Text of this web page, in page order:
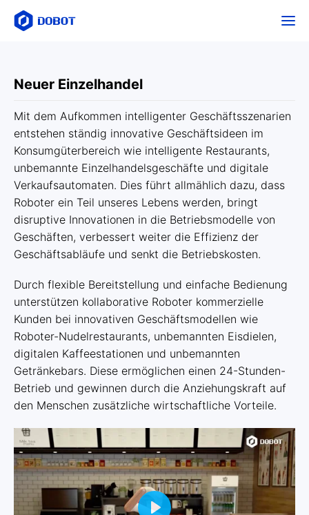
Neuer Einzelhandel
Mit dem Aufkommen intelligenter Geschäftsszenarien
entstehen ständig innovative Geschäftsideen im
Konsumgüterbereich wie intelligente Restaurants,
unbemannte Einzelhandelsgeschäfte und digitale
Verkaufsautomaten. Dies führt allmählich dazu, dass
Roboter ein Teil unseres Lebens werden, bringt
disruptive Innovationen in die Betriebsmodelle von
Geschäften, verbessert weiter die Effizienz der
Geschäftsabläufe und senkt die Betriebskosten.
Durch flexible Bereitstellung und einfache Bedienung
unterstützen kollaborative Roboter kommerzielle
Kunden bei innovativen Geschäftsmodellen wie
Roboter-Nudelrestaurants, unbemannten Eisdielen,
digitalen Kaffeestationen und unbemannten
Getränkebars. Diese ermöglichen einen 24-Stunden-
Betrieb und gewinnen durch die Anziehungskraft auf
den Menschen zusätzliche wirtschaftliche Vorteile.